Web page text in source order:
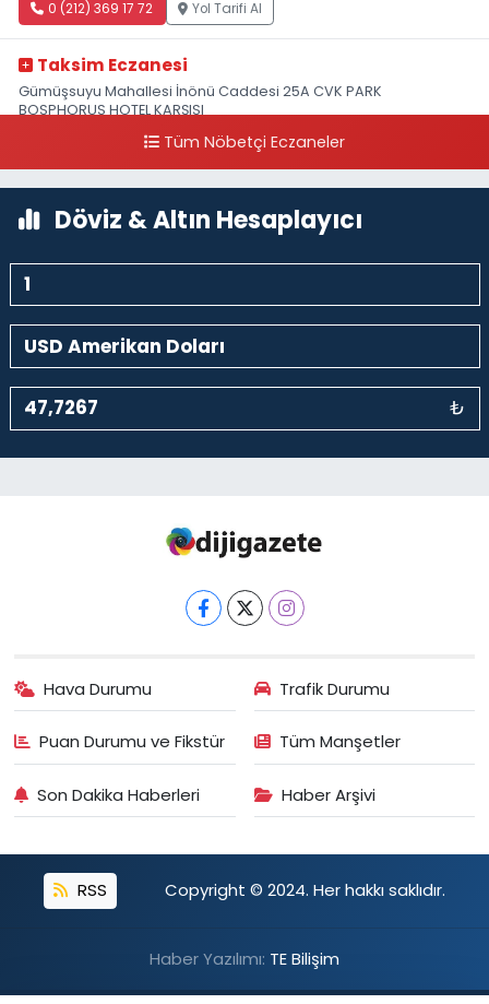
0 (212) 369 17 72 Yol Tarifi Al
Taksim Eczanesi
Gümüşsuyu Mahallesi İnönü Caddesi 25A CVK PARK
BOSPHORUS HOTEL KARŞISI
0 (212) 249 50 99 Yol Tarifi Al
Tüm Nöbetçi Eczaneler
Döviz & Altın Hesaplayıcı
₺
Hava Durumu Trafik Durumu
Puan Durumu ve Fikstür Tüm Manşetler
Son Dakika Haberleri Haber Arşivi
RSS Copyright © 2024. Her hakkı saklıdır.
Haber Yazılımı: TE Bilişim